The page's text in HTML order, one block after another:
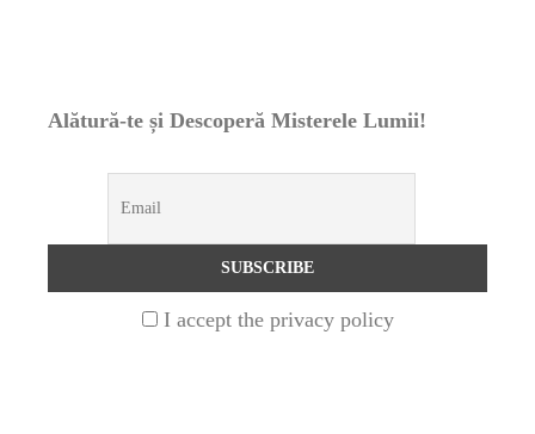
Alătură-te și Descoperă Misterele Lumii!
I accept the privacy policy
Barajul Trei Defileuri a Încetinit Rotația
Pământului: Mit sau Realitate?
BLOG 2 years ago